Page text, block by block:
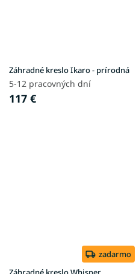
Záhradné kreslo Ikaro - prírodná
5-12 pracovných dní
117 €
zadarmo